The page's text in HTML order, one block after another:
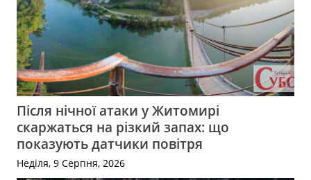
Після нічної атаки у Житомирі
скаржаться на різкий запах: що
показують датчики повітря
Неділя, 9 Серпня, 2026